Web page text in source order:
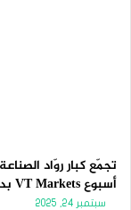
تجمّع كبار روّاد
أسبوع VT Markets بدبي
سبتمبر 24, 2025